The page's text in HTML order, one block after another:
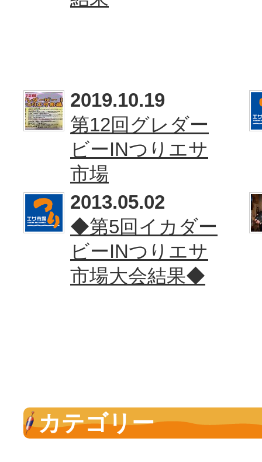
2019.10.19
第12回グレダー
ビーINつりエサ
市場
2013.05.02
◆第5回イカダー
ビーINつりエサ
市場大会結果◆
カテゴリー